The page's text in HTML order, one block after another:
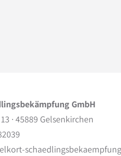
GmbH
· 45889 Gelsenkirchen